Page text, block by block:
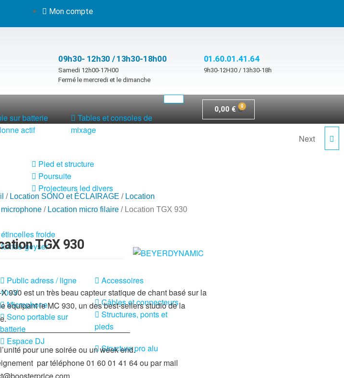
Mon compte
09h30- 12h30 / 13h30-18h00
Samedi 12h00-17H00
Fermé le mercredi et le dimanche
01.60.01.41.64
9h30-12H30 / 13h30-18h
sur batterie
actif
Tables et consoles de
mixage
Pied et structure
Poursuite
Projecteurs led divers
froide
geyser
Public adress / ligne
100V
Microphone
Sono portable sur
batterie
Espace DJ
Accessoires
Câbles et connecteurs
Structures, ponts et
pieds
Structure pro alu
0,00 €
LOCATION SUB 15H
Next
/ Location SONO et ÉCLAIRAGE / Location
microphone / Location micro filaire / Location TGX 930
TGX 930
X 930 est un très beau capteur statique de chant basé sur la
équipant le MC 930, un des best-sellers studio de la
pour une soirée ou un week end.
par téléphone 01 60 01 41 64 ou par mail